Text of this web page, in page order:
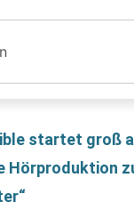
startet groß
Hörproduktion